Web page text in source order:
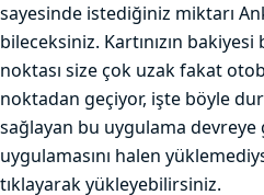
sayesinde istediğiniz miktarı
bileceksiniz. Kartınızın
noktası size çok uzak fakat
noktadan geçiyor, işte böyle
sağlayan bu uygulama devreye
uygulamasını halen
tıklayarak yükleyebilirsiniz.